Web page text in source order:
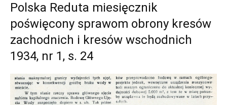
Polska Reduta miesięcznik
poświęcony sprawom obrony kresów
zachodnich i kresów wschodnich
1934, nr 1, s. 24